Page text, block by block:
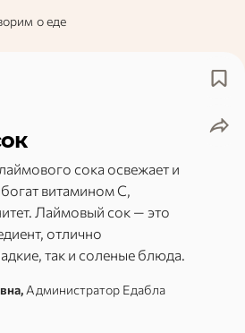
о еде
сока освежает и
витамином С,
Лаймовый сок — это
отлично
так и соленые блюда.
Администратор Едабла